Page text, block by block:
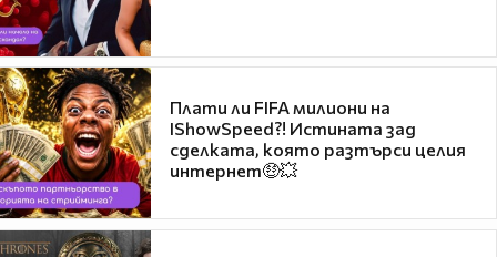
Плати ли FIFA милиони на
IShowSpeed?! Истината зад
сделката, която разтърси целия
интернет🤑💥